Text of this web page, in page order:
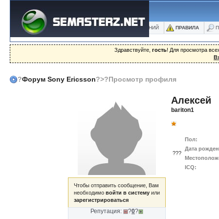
ФОРУМ БЛОГИ ФОТО БАЗА ЗНАНИЙ ПРАВИЛА
Здравствуйте, гость! Для просмотра
?Форум Sony Ericsson?>?Просмотр профиля
Чтобы отправить сообщение, Вам
необходимо войти в систему или
зарегистрироваться
Репутация: ?0?
Алексей
bariton1
???
Пол:
Дата
ICQ: